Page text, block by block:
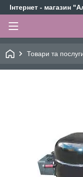
Інтернет - магазин
Товари та